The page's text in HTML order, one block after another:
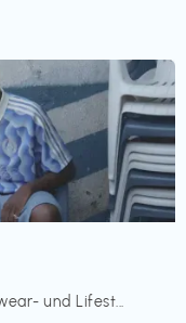
und Lifest...